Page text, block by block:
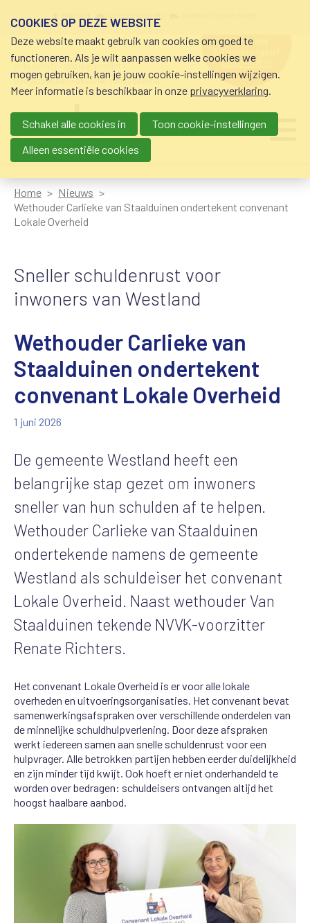
schuldhulp • sociaal krediet •
budgetbeheer • beschermingsbewind
hulp nodig
bij geldzorgen?
0800-8115.nl
Main navigation
Home
Nieuws
Wethouder Carlieke van Staalduinen ondertekent convenant
Lokale Overheid
Sneller schuldenrust voor
inwoners van Westland
Wethouder Carlieke van
Staalduinen ondertekent
convenant Lokale Overheid
1 juni 2026
De gemeente Westland heeft een
belangrijke stap gezet om inwoners
sneller van hun schulden af te helpen.
Wethouder Carlieke van Staalduinen
ondertekende namens de gemeente
Westland als schuldeiser het convenant
Lokale Overheid. Naast wethouder Van
Staalduinen tekende NVVK-voorzitter
Renate Richters.
Het convenant Lokale Overheid is er voor alle lokale
overheden en uitvoeringsorganisaties. Het convenant bevat
samenwerkingsafspraken over verschillende onderdelen van
de minnelijke schuldhulpverlening. Door deze afspraken
werkt iedereen samen aan snelle schuldenrust voor een
hulpvrager. Alle betrokken partijen hebben eerder duidelijkheid
en zijn minder tijd kwijt. Ook hoeft er niet onderhandeld te
worden over bedragen: schuldeisers ontvangen altijd het
hoogst haalbare aanbod.
COOKIES OP DEZE WEBSITE
Deze website maakt gebruik van cookies om goed te
functioneren. Als je wilt aanpassen welke cookies we
mogen gebruiken, kan je jouw cookie-instellingen wijzigen.
Meer informatie is beschikbaar in onze privacyverklaring.
Schakel alle cookies in
Toon cookie-instellingen
Alleen essentiële cookies